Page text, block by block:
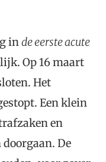
in de eerste acute
Op 16 maart
Het
Een klein
en
De